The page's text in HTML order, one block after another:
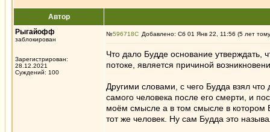
Автор
Рыгайофф
заблокирован
Зарегистрирован:
28.12.2021
Суждений: 100
№596718 Добавлено: Сб 01 Янв 22, 11:56 (5 лет
Что дало Будде основание утверждать,
потоке, является причиной
Другими словами, с чего Будда взял
самого человека после его смерти, и
моём смысле а в том смысле в котором
тот же человек. Ну сам Будда это